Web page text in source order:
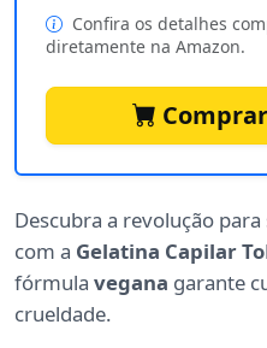
Confira os detalhes
diretamente na Amazon.
Descubra a revolução
com a Gelatina Capilar
fórmula vegana garante
crueldade.